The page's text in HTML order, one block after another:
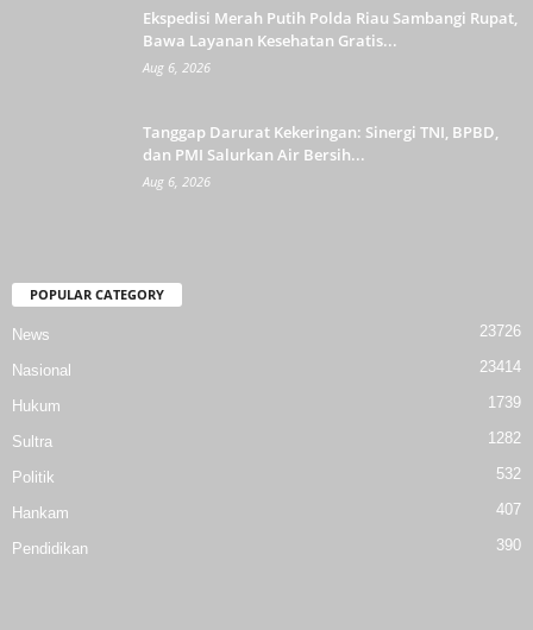
Ekspedisi Merah Putih Polda Riau Sambangi Rupat,
Bawa Layanan Kesehatan Gratis...
Aug 6, 2026
Tanggap Darurat Kekeringan: Sinergi TNI, BPBD,
dan PMI Salurkan Air Bersih...
Aug 6, 2026
POPULAR CATEGORY
News 23726
Nasional 23414
Hukum 1739
Sultra 1282
Politik 532
Hankam 407
Pendidikan 390